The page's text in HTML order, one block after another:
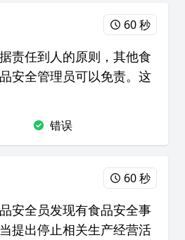
60 秒
责任到人的原则，其他食
安全管理员可以免责。这
错误
60 秒
安全员发现有食品安全事
提出停止相关生产经营活